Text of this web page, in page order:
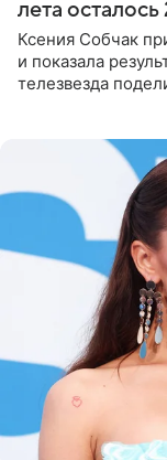
лета осталось
Ксения Собчак
и показала
телезвезда